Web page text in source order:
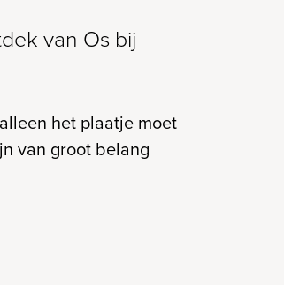
van Os bij
het plaatje moet
van groot belang